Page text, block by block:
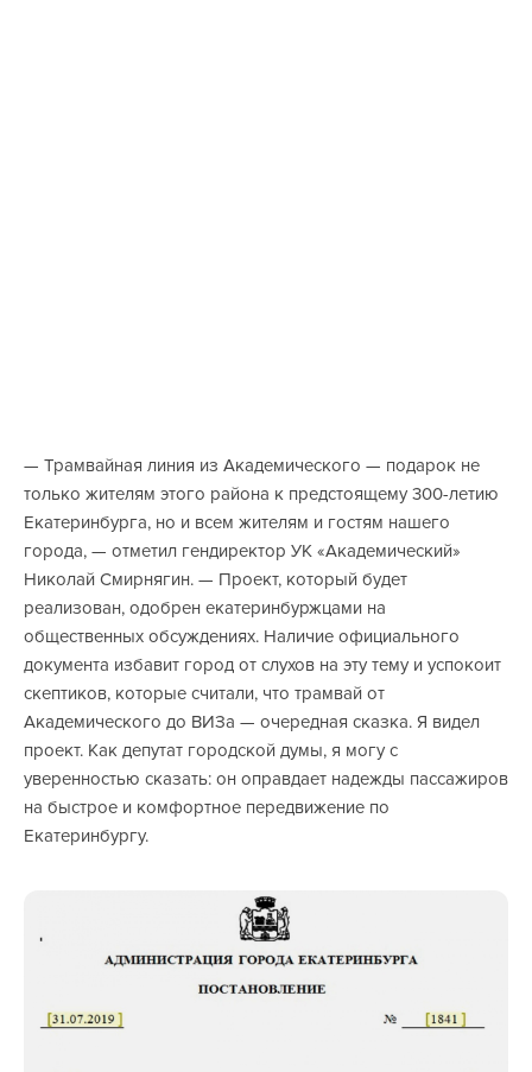
— Трамвайная линия из Академического — подарок не
только жителям этого района к предстоящему 300-летию
Екатеринбурга, но и всем жителям и гостям нашего
города, — отметил гендиректор УК «Академический»
Николай Смирнягин. — Проект, который будет
реализован, одобрен екатеринбуржцами на
общественных обсуждениях. Наличие официального
документа избавит город от слухов на эту тему и успокоит
скептиков, которые считали, что трамвай от
Академического до ВИЗа — очередная сказка. Я видел
проект. Как депутат городской думы, я могу с
уверенностью сказать: он оправдает надежды пассажиров
на быстрое и комфортное передвижение по
Екатеринбургу.